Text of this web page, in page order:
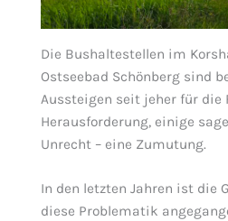
Die Bushaltestellen im
Ostseebad Schönberg sind
Aussteigen seit jeher für die
Herausforderung, einige
Unrecht – eine Zumutung.
In den letzten Jahren ist die
diese Problematik